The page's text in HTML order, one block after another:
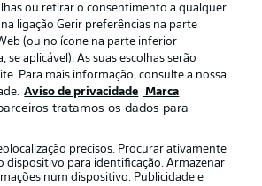
Marca
Jogadores
ou retirar o consentimento a qualquer
ligação Gerir preferências na parte
(ou no ícone na parte inferior
se aplicável). As suas escolhas serão
Para mais informação, consulte a nossa
Aviso de privacidade Marca
tratamos os dados para
precisos. Procurar ativamente
dispositivo para identificação. Armazenar
num dispositivo. Publicidade e